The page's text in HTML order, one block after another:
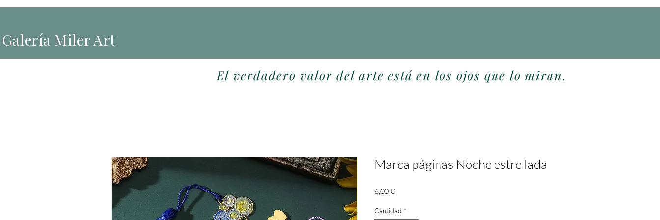
Galería Miler Art
El verdadero valor del arte está en los ojos que lo miran.
Marca páginas Noche estrellada
6,00 €Precio
Cantidad *